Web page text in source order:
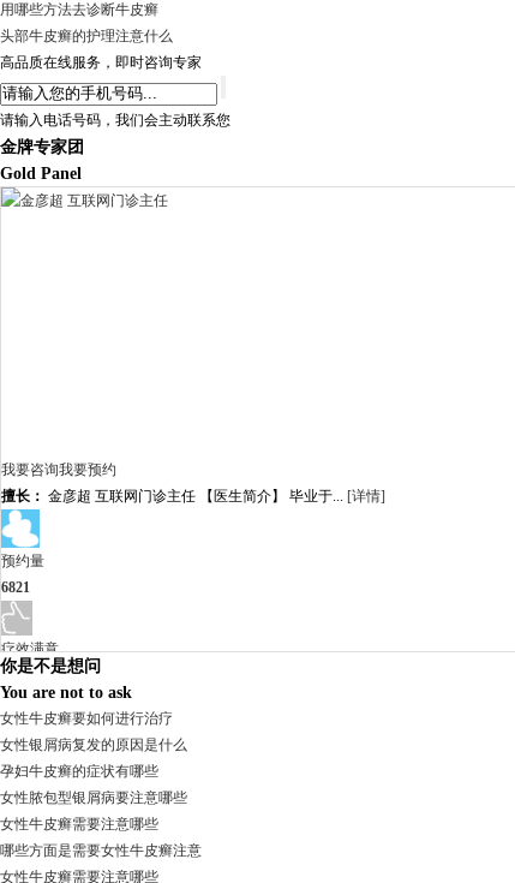
用哪些方法去诊断牛皮癣
头部牛皮癣的护理注意什么
高品质在线服务，即时咨询专家
请输入电话号码，我们会主动联系您
金牌专家团
Gold Panel
我要咨询我要预约
擅长： 金彦超 互联网门诊主任 【医生简介】 毕业于... [详情]
预约量
6821
疗效满意
98%
你是不是想问
You are not to ask
女性牛皮癣要如何进行治疗
女性银屑病复发的原因是什么
孕妇牛皮癣的症状有哪些
女性脓包型银屑病要注意哪些
女性牛皮癣需要注意哪些
哪些方面是需要女性牛皮癣注意
女性牛皮癣需要注意哪些